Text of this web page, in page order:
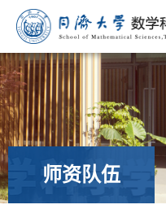
师资队伍